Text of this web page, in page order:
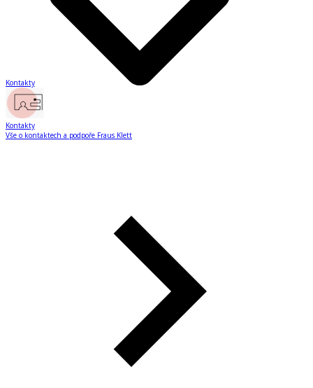
Kontakty
Kontakty
Vše o kontaktech a podpoře Fraus Klett